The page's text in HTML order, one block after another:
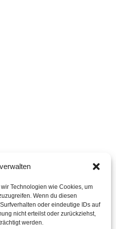
Technologien wie Cookies, um
Wenn du diesen
oder eindeutige IDs auf
nicht erteilst oder zurückziehst,
werden.